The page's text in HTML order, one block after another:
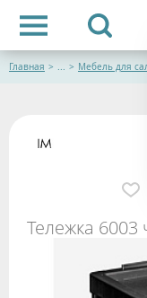
Главная > ... > Мебель для
Тележка 6003